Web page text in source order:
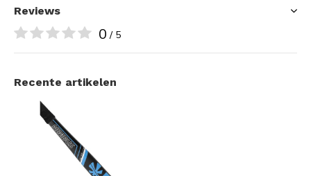
Reviews
0 / 5
Recente artikelen